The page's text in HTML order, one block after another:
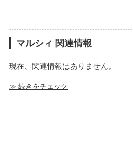
マルシィ 関連情報
現在、関連情報はありません。
≫ 続きをチェック